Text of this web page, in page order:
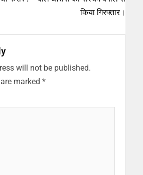
किया गिरफ्तार।
will not be published.
marked *